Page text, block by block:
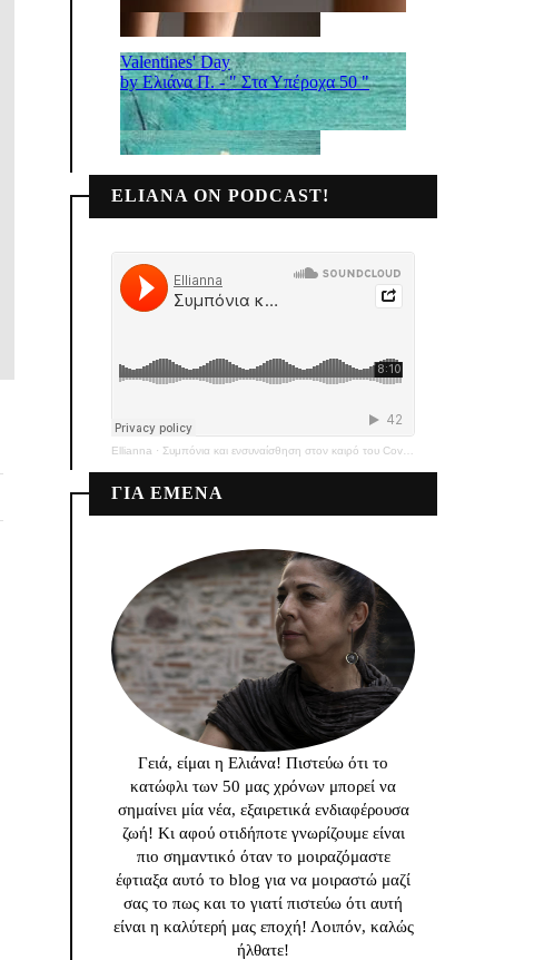
ELIANA ON PODCAST!
Ellianna · Συμπόνια και ενσυναίσθηση στον καιρό του Covid-19
ΓΙΑ ΕΜΕΝΑ
Γειά, είμαι η Ελιάνα! Πιστεύω ότι το
κατώφλι των 50 μας χρόνων μπορεί να
σημαίνει μία νέα, εξαιρετικά ενδιαφέρουσα
ζωή! Κι αφού οτιδήποτε γνωρίζουμε είναι
πιο σημαντικό όταν το μοιραζόμαστε
έφτιαξα αυτό το blog για να μοιραστώ μαζί
σας το πως και το γιατί πιστεύω ότι αυτή
είναι η καλύτερή μας εποχή! Λοιπόν, καλώς
ήλθατε!